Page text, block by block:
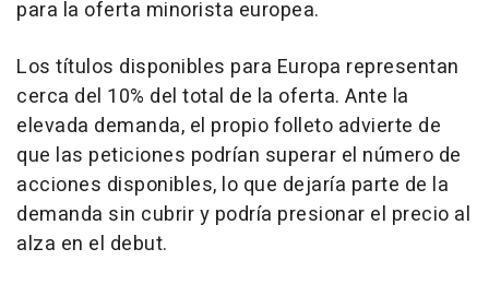
para la oferta minorista europea.
Los títulos disponibles para Europa representan
cerca del 10% del total de la oferta. Ante la
elevada demanda, el propio folleto advierte de
que las peticiones podrían superar el número de
acciones disponibles, lo que dejaría parte de la
demanda sin cubrir y podría presionar el precio al
alza en el debut.